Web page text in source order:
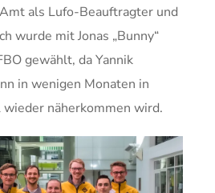
als Lufo-Beauftragter und
wurde mit Jonas „Bunny“
gewählt, da Yannik
in wenigen Monaten in
näherkommen wird.